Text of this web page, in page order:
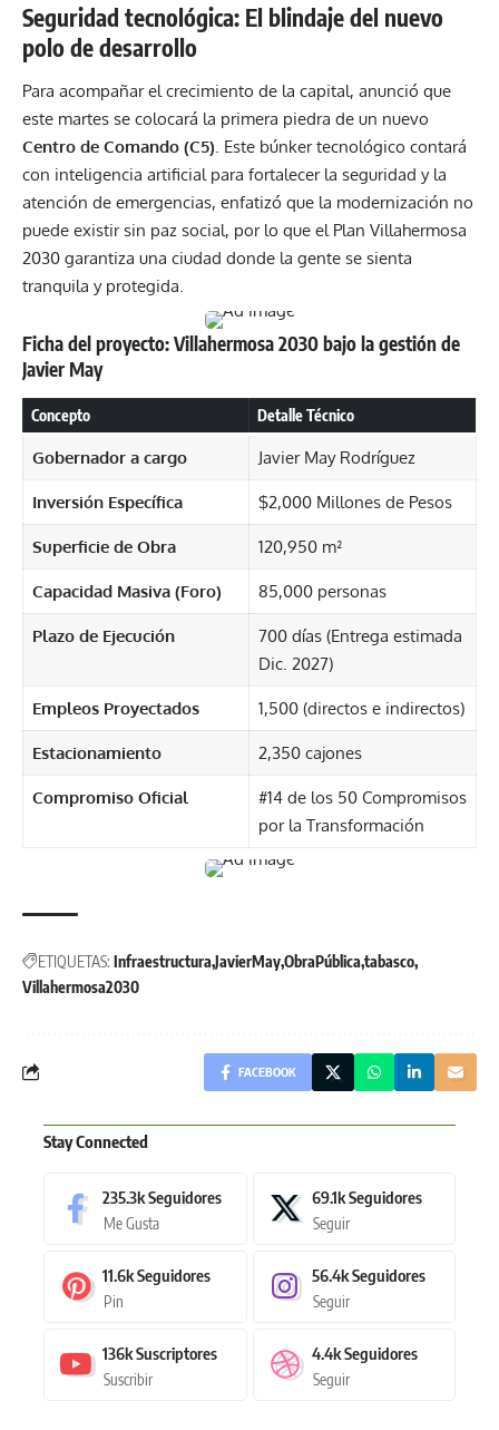
Seguridad tecnológica: El blindaje del nuevo
polo de desarrollo
Para acompañar el crecimiento de la capital, anunció que
este martes se colocará la primera piedra de un nuevo
Centro de Comando (C5). Este búnker tecnológico contará
con inteligencia artificial para fortalecer la seguridad y la
atención de emergencias, enfatizó que la modernización no
puede existir sin paz social, por lo que el Plan Villahermosa
2030 garantiza una ciudad donde la gente se sienta
tranquila y protegida.
Ficha del proyecto: Villahermosa 2030 bajo la gestión de
Javier May
Concepto Detalle Técnico
Gobernador a cargo Javier May Rodríguez
Inversión Específica $2,000 Millones de Pesos
Superficie de Obra 120,950 m²
Capacidad Masiva (Foro) 85,000 personas
Plazo de Ejecución
700 días (Entrega estimada
Dic. 2027)
Empleos Proyectados 1,500 (directos e indirectos)
Estacionamiento 2,350 cajones
Compromiso Oficial
#14 de los 50 Compromisos
por la Transformación
ETIQUETAS: Infraestructura JavierMayObraPública tabasco
Villahermosa2030
FACEBOOK
Stay Connected
235.3kSeguidores
Me Gusta
69.1kSeguidores
Seguir
11.6kSeguidores
Pin
56.4kSeguidores
Seguir
136kSuscriptores
Suscribir
4.4kSeguidores
Seguir